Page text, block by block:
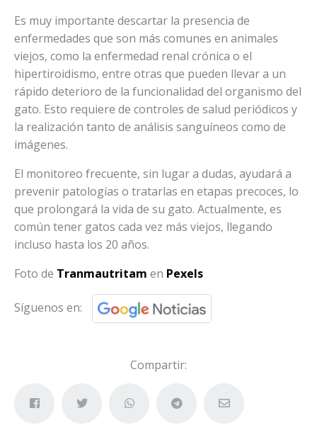
Es muy importante descartar la presencia de
enfermedades que son más comunes en animales
viejos, como la enfermedad renal crónica o el
hipertiroidismo, entre otras que pueden llevar a un
rápido deterioro de la funcionalidad del organismo del
gato. Esto requiere de controles de salud periódicos y
la realización tanto de análisis sanguíneos como de
imágenes.
El monitoreo frecuente, sin lugar a dudas, ayudará a
prevenir patologías o tratarlas en etapas precoces, lo
que prolongará la vida de su gato. Actualmente, es
común tener gatos cada vez más viejos, llegando
incluso hasta los 20 años.
Foto de Tranmautritam en Pexels
Síguenos en:
Compartir: